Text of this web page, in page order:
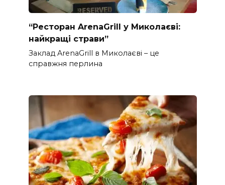
“Ресторан ArenaGrill у Миколаєві:
найкращі страви”
Заклад ArenaGrill в Миколаєві – це
справжня перлина